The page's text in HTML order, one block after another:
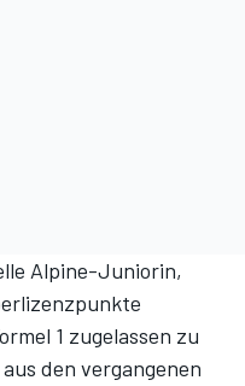
Alpine-Juniorin,
1 zugelassen zu
den vergangenen